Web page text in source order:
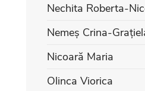
Nechita Roberta-
Nemeș Crina-
Nicoară Maria
Olinca Viorica